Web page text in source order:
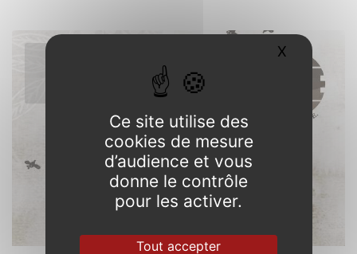
Ce site utilise des
cookies de mesure
d’audience et vous
donne le contrôle
pour les activer.
Tout accepter
X Masquer